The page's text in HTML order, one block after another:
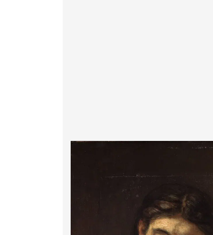
پرفروش‌ترین تابلوها